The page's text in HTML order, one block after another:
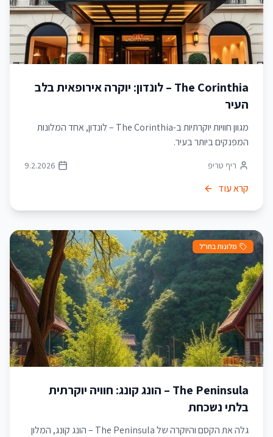
The Corinthia – לונדון: יוקרה אירופאית בלב
העיר
מגוון חוויות יוקרתיות ב-The Corinthia – לונדון, אחד המלונות
המפנקים ביותר בעיר.
ריף טריפ 9.2.2026
קרא עוד
מלונות בחו"ל
The Peninsula – הונג קונג: חוויה יוקרתית
בלתי נשכחת
גלה את הקסם והיוקרה של The Peninsula – הונג קונג, המלון